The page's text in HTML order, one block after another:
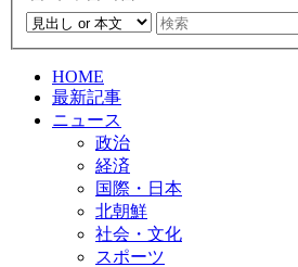
HOME
最新記事
ニュース
政治
経済
国際・日本
北朝鮮
社会・文化
スポーツ